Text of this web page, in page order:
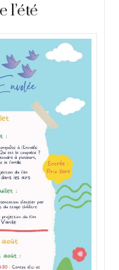
l’été